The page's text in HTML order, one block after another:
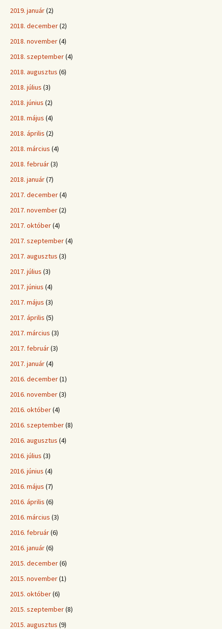
2019. január(2)
2018. december(2)
2018. november(4)
2018. szeptember(4)
2018. augusztus (6)
2018. július (3)
2018. június (2)
2018. május (4)
2018. április (2)
2018. március (4)
2018. február(3)
2018. január(7)
2017. december(4)
2017. november(2)
2017. október(4)
2017. szeptember(4)
2017. augusztus (3)
2017. július (3)
2017. június (4)
2017. május (3)
2017. április (5)
2017. március (3)
2017. február(3)
2017. január(4)
2016. december(1)
2016. november(3)
2016. október(4)
2016. szeptember(8)
2016. augusztus (4)
2016. július (3)
2016. június (4)
2016. május (7)
2016. április (6)
2016. március (3)
2016. február(6)
2016. január(6)
2015. december(6)
2015. november(1)
2015. október(6)
2015. szeptember(8)
2015. augusztus (9)